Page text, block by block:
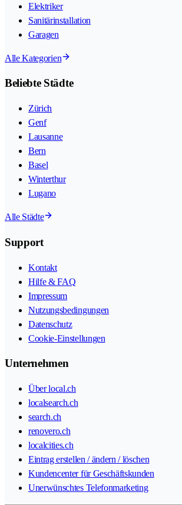
Elektriker
Sanitärinstallation
Garagen
Alle Kategorien
Beliebte Städte
Zürich
Genf
Lausanne
Bern
Basel
Winterthur
Lugano
Alle Städte
Support
Kontakt
Hilfe & FAQ
Impressum
Nutzungsbedingungen
Datenschutz
Cookie-Einstellungen
Unternehmen
Über local.ch
localsearch.ch
search.ch
renovero.ch
localcities.ch
Eintrag erstellen / ändern / löschen
Kundencenter für Geschäftskunden
Unerwünschtes Telefonmarketing